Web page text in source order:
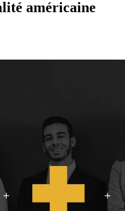
américaine